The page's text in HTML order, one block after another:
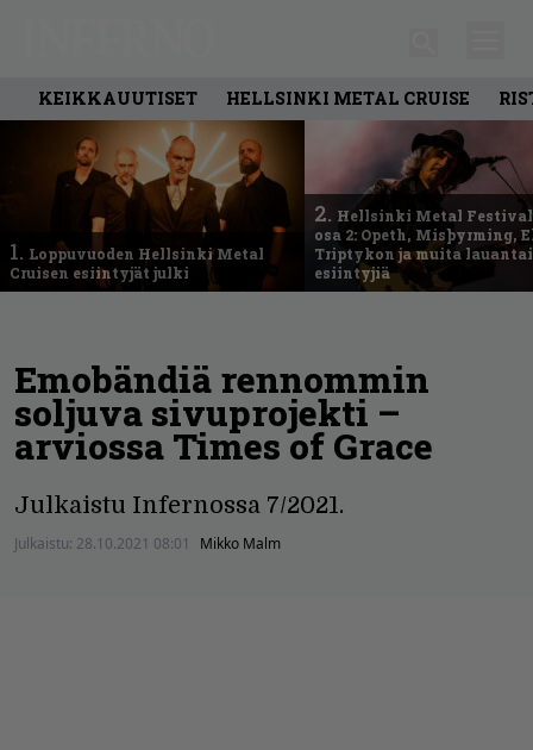
KEIKKAUUTISET HELLSINKI METAL CRUISE
1. Loppuvuoden Hellsinki Metal
Cruisen esiintyjät julki
2. Hellsinki Metal
osa 2: Opeth, Misþyrming,
Triptykon ja muita
esiintyjiä
Emobändiä rennommin
soljuva sivuprojekti –
arviossa Times of Grace
Julkaistu Infernossa 7/2021.
Julkaistu: 28.10.2021 08:01 Mikko Malm